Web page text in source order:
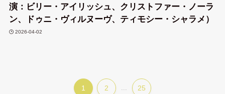
演：ビリー・アイリッシュ、クリストファー・ノーラ
ン、ドゥニ・ヴィルヌーヴ、ティモシー・シャラメ）
2026-04-02
1 2 ... 25